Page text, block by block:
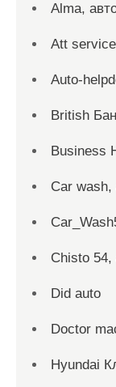
Alma,
Att service
Auto-
British
Business
Car wash,
Chisto 54,
Did auto
Doctor
Hyundai